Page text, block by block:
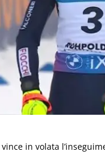
vince in volata